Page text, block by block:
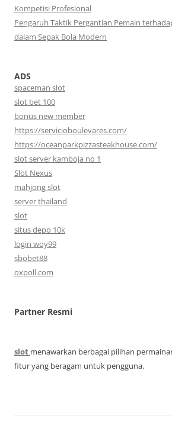
Kompetisi Profesional
Pengaruh Taktik Pergantian Pemain
dalam Sepak Bola Modern
ADS
spaceman slot
slot bet 100
bonus new member
https://servicioboulevares.com/
https://oceanparkpizzasteakhouse.com/
slot server kamboja no 1
Slot Nexus
mahjong slot
server thailand
slot
situs depo 10k
login woy99
sbobet88
oxpoll.com
Partner Resmi
slot menawarkan berbagai pilihan
fitur yang beragam untuk pengguna.